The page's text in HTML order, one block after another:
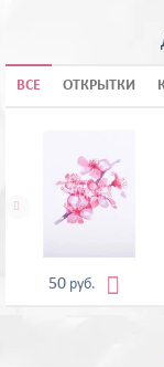
ВСЕ ОТКРЫТКИ
50 руб. 
